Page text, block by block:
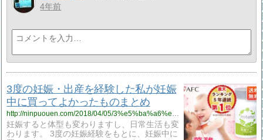
4年前
3度の妊娠・出産を経験した私が妊娠
中に買ってよかったものまとめ
http://ninpuouen.com/2018/04/05/3%e5%ba%a6%e3%81%ae%e5%a6%8a%e5%a8%a0%e3%83%bb%e5%87%ba%e7%94%a3%e3%82%92%e7%b5%8c%e9%a8%93%e3%81%97%e3%81%9f%e7%a7%81%e3%81%8c%e5%a6%8a%e5%a8%a0%e4%b8%ad%e3%81%ab%e8%b2%b7%e3%81%a3%e3%81%a6%e3%82%88/
妊娠すると体型も変わりますし、日常生活も変
わります。 3度の妊娠経験をもとに、妊娠中に